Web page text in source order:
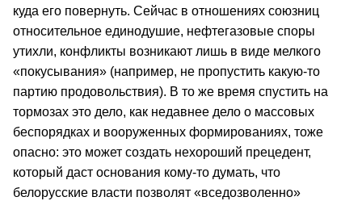
куда его повернуть. Сейчас в отношениях союзниц
относительное единодушие, нефтегазовые споры
утихли, конфликты возникают лишь в виде мелкого
«покусывания» (например, не пропустить какую-то
партию продовольствия). В то же время спустить на
тормозах это дело, как недавнее дело о массовых
беспорядках и вооруженных формированиях, тоже
опасно: это может создать нехороший прецедент,
который даст основания кому-то думать, что
белорусские власти позволят «вседозволенно»